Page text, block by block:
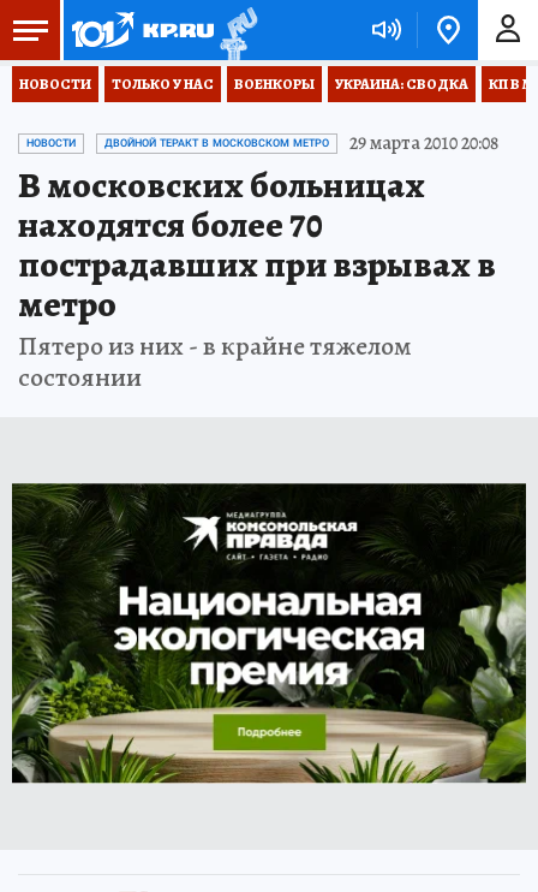
НОВОСТИ ТОЛЬКО У НАС ВОЕНКОРЫ УКРАИНА: СВОДКА КП В
НОВОСТИ ДВОЙНОЙ ТЕРАКТ В МОСКОВСКОМ МЕТРО 29 марта 2010 20:08
В московских больницах
находятся более 70
пострадавших при взрывах в
метро
Пятеро из них - в крайне тяжелом
состоянии